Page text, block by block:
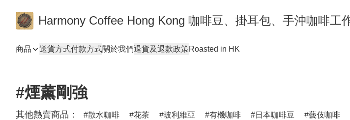
Harmony Coffee Hong Kong 咖啡豆、掛耳包、手沖咖啡工
商品 送貨方式付款方式關於我們退貨及退款政策Roasted in HK
#煙薰剛強
其他熱賣商品： 散水咖啡 花茶 玻利維亞 有機咖啡 日本咖啡豆 藝伎咖啡